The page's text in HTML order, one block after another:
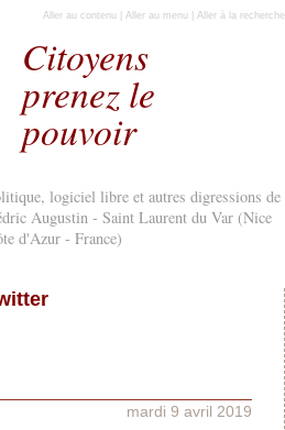
Citoyens
prenez le
pouvoir
logiciel libre et autres digressions de
Augustin - Saint Laurent du Var (Nice
d'Azur - France)
Aller au contenu Aller au menu Aller à la recherche
mardi 9 avril 2019